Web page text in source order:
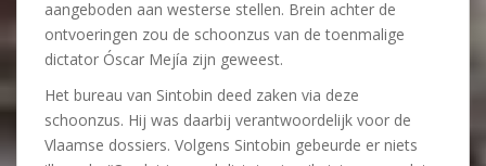
aangeboden aan westerse stellen. Brein achter de
ontvoeringen zou de schoonzus van de toenmalige
dictator Óscar Mejía zijn geweest.
Het bureau van Sintobin deed zaken via deze
schoonzus. Hij was daarbij verantwoordelijk voor de
Vlaamse dossiers. Volgens Sintobin gebeurde er niets